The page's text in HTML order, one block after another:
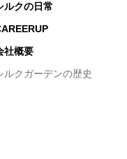
ルクの日常
社概要
ルクガーデンの歴史